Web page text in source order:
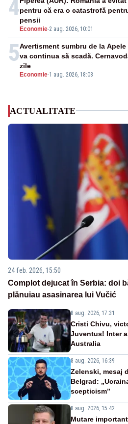
4
Economie-2 aug. 2026, 10:01
pentru că era o catastrofă
pensii
5
Economie-1 aug. 2026, 18:08
Avertisment sumbru de la
va continua să scadă.
zile
ACTUALITATE
24 feb. 2026, 15:50
Complot dejucat în Serbia: doi
plănuiau asasinarea lui Vučić
8 aug. 2026, 17:31
Cristi Chivu,
Juventus! Inter
Australia
8 aug. 2026, 16:39
Zelenski, mesaj
Belgrad:
scepticism”
8 aug. 2026, 15:42
Mutare